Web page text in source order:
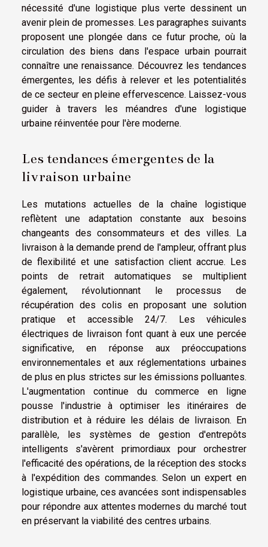
nécessité d'une logistique plus verte dessinent un
avenir plein de promesses. Les paragraphes suivants
proposent une plongée dans ce futur proche, où la
circulation des biens dans l'espace urbain pourrait
connaître une renaissance. Découvrez les tendances
émergentes, les défis à relever et les potentialités
de ce secteur en pleine effervescence. Laissez-vous
guider à travers les méandres d'une logistique
urbaine réinventée pour l'ère moderne.
Les tendances émergentes de la
livraison urbaine
Les mutations actuelles de la chaîne logistique
reflètent une adaptation constante aux besoins
changeants des consommateurs et des villes. La
livraison à la demande prend de l'ampleur, offrant plus
de flexibilité et une satisfaction client accrue. Les
points de retrait automatiques se multiplient
également, révolutionnant le processus de
récupération des colis en proposant une solution
pratique et accessible 24/7. Les véhicules
électriques de livraison font quant à eux une percée
significative, en réponse aux préoccupations
environnementales et aux réglementations urbaines
de plus en plus strictes sur les émissions polluantes.
L'augmentation continue du commerce en ligne
pousse l'industrie à optimiser les itinéraires de
distribution et à réduire les délais de livraison. En
parallèle, les systèmes de gestion d'entrepôts
intelligents s'avèrent primordiaux pour orchestrer
l'efficacité des opérations, de la réception des stocks
à l'expédition des commandes. Selon un expert en
logistique urbaine, ces avancées sont indispensables
pour répondre aux attentes modernes du marché tout
en préservant la viabilité des centres urbains.